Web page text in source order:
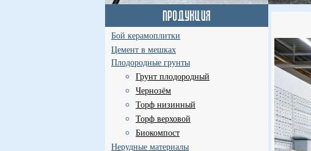
Бой керамоплитки
Цемент в мешках
Плодородные грунты
Грунт плодородный
Чернозём
Торф низинный
Торф верховой
Биокомпост
Нерудные материалы